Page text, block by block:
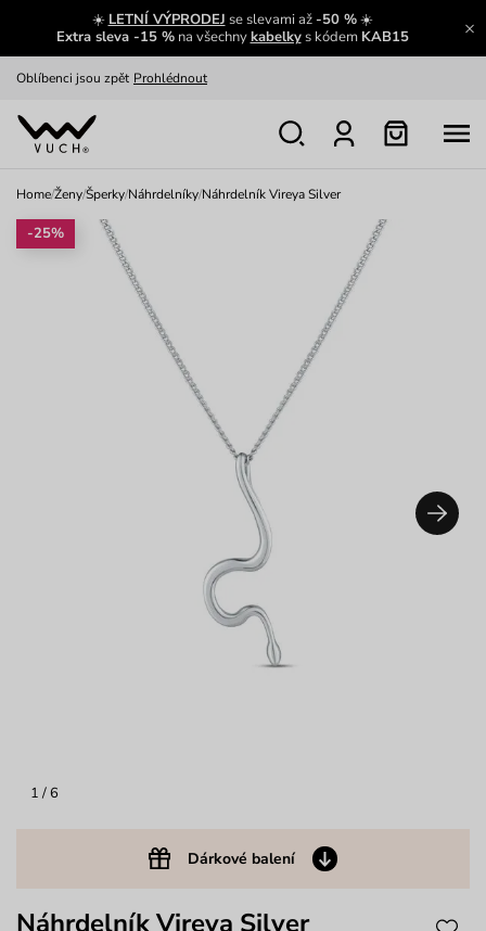
☀️ LETNÍ VÝPRODEJ se slevami až -50 %☀️
Extra sleva -15 %na všechnykabelkys kódem KAB15
Výměna a vrácení zdarma Zobrazit
Oblíbenci jsou zpět Prohlédnout
Nech se inspirovat
Home/Ženy/Šperky/Náhrdelníky/Náhrdelník Vireya Silver
1 / 6
Dárkové balení
-25%
Náhrdelník Vireya Silver